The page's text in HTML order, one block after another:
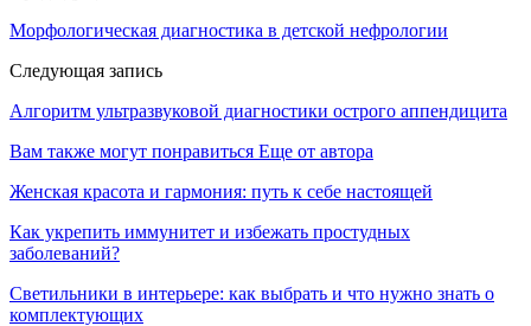
Морфологическая диагностика в детской нефрологии
Следующая запись
Алгоритм ультразвуковой диагностики острого аппендицита
Вам также могут понравиться Еще от автора
Женская красота и гармония: путь к себе настоящей
Как укрепить иммунитет и избежать простудных
заболеваний?
Светильники в интерьере: как выбрать и что нужно знать о
комплектующих